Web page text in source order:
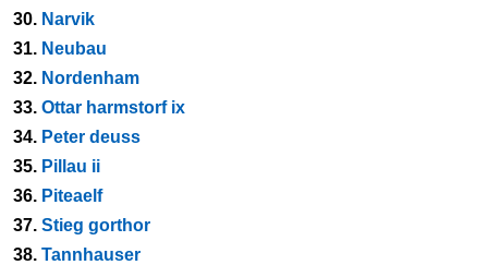
30. Narvik
31. Neubau
32. Nordenham
33. Ottar harmstorf ix
34. Peter deuss
35. Pillau ii
36. Piteaelf
37. Stieg gorthor
38. Tannhauser